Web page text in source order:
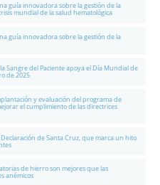
guía innovadora sobre la gestión de la
mundial de la salud hematológica
guía innovadora sobre la gestión de la
Sangre del Paciente apoya el Día Mundial de
de 2025
y evaluación del programa de
el cumplimiento de las directrices
de Santa Cruz, que marca un hito
de hierro son mejores que las
anémicos